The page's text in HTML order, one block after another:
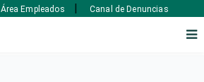
Área Empleados | Canal de Denuncias